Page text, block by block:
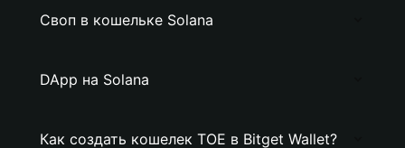
Своп в кошельке Solana
DApp на Solana
Как создать кошелек TOE в Bitget Wallet?